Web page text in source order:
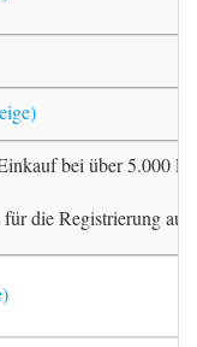
bei über 5.000
die Registrierung